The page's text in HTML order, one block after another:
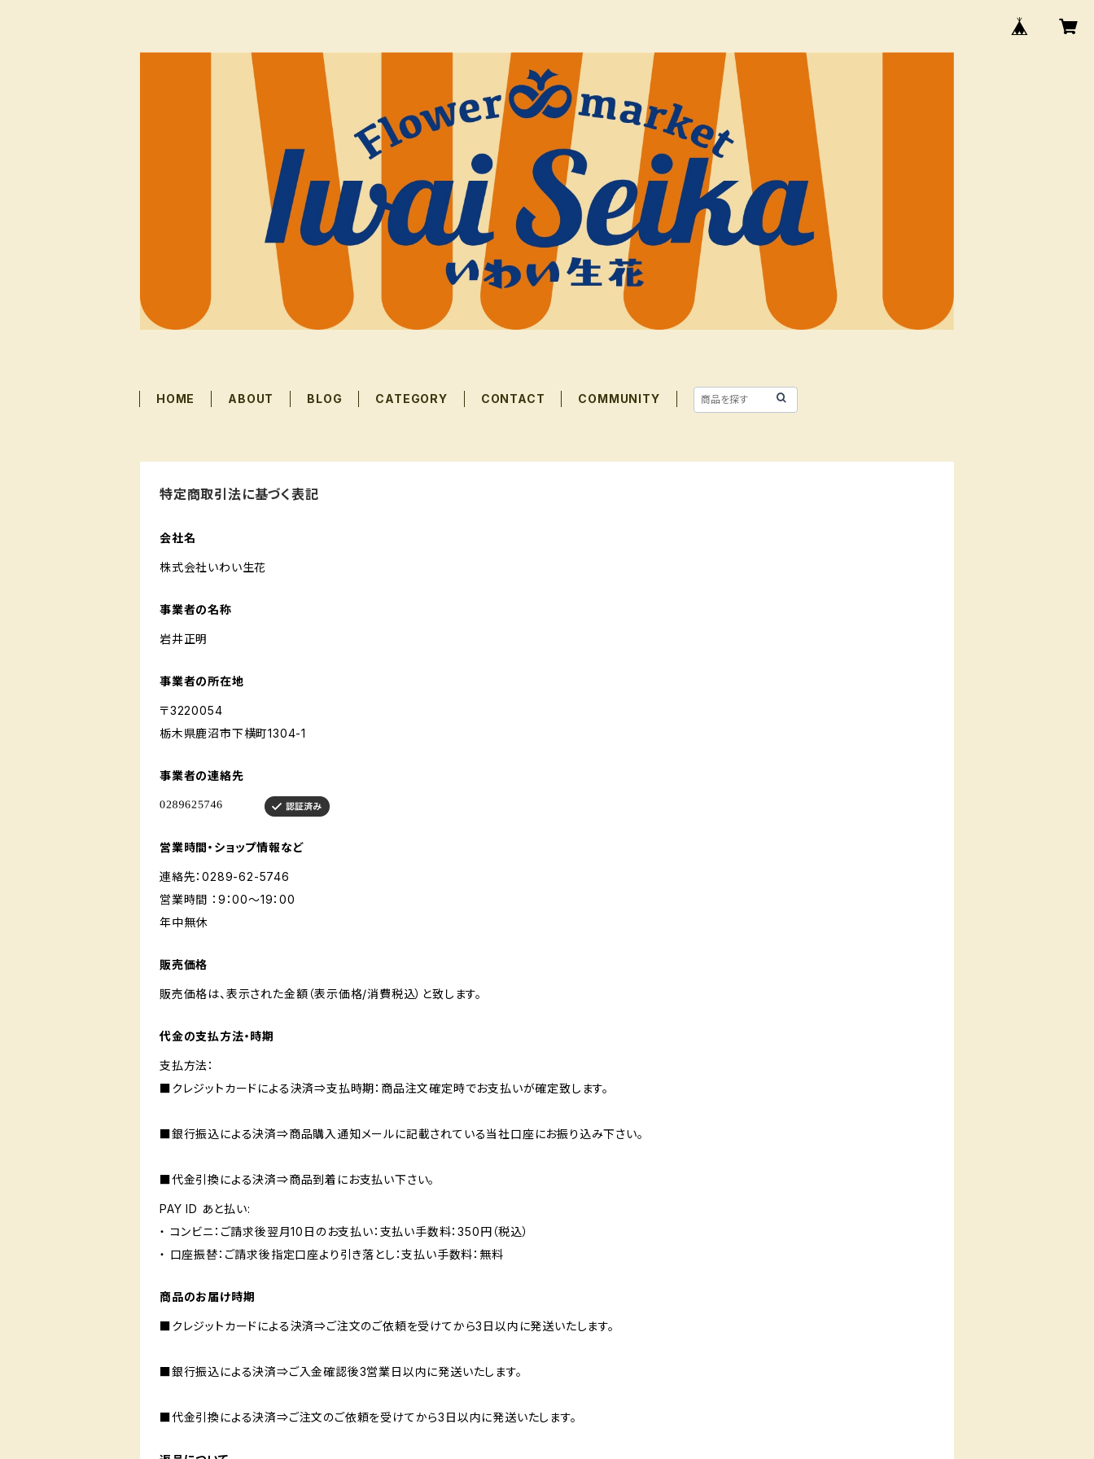
HOME ABOUT BLOG CATEGORY CONTACT COMMUNITY
特定商取引法に基づく表記
会社名
株式会社いわい生花
事業者の名称
岩井正明
事業者の所在地
〒3220054
栃木県鹿沼市下横町1304-1
事業者の連絡先
営業時間・ショップ情報など
連絡先：0289-62-5746
営業時間 ：9：00～19：00
年中無休
販売価格
販売価格は、表示された金額（表示価格/消費税込）と致します。
代金の支払方法・時期
支払方法：
■クレジットカードによる決済⇒支払時期：商品注文確定時でお支払いが確定致します。
■銀行振込による決済⇒商品購入通知メールに記載されている当社口座にお振り込み下さい。
■代金引換による決済⇒商品到着にお支払い下さい。
PAY ID あと払い:
・ コンビニ：ご請求後翌月10日のお支払い：支払い手数料：350円（税込）
・ 口座振替：ご請求後指定口座より引き落とし：支払い手数料：無料
商品のお届け時期
■クレジットカードによる決済⇒ご注文のご依頼を受けてから3日以内に発送いたします。
■銀行振込による決済⇒ご入金確認後3営業日以内に発送いたします。
■代金引換による決済⇒ご注文のご依頼を受けてから3日以内に発送いたします。